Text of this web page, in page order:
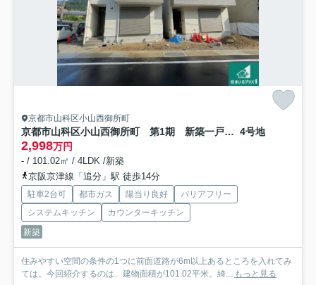
京都市山科区小山西御所町
京都市山科区小山西御所町 第1期 新築一戸建て 4号地
2,998万円
- / 101.02㎡ / 4LDK /新築
京阪京津線「追分」駅 徒歩14分
駐車2台可 都市ガス 陽当り良好
バリアフリー
システムキッチン
カウンターキッチン
新築
住みやすい空間の条件の1つに前面道路が6m以上あるところを入れてみ
ては。今回紹介するのは、建物面積が101.02平米。綺... もっと見る